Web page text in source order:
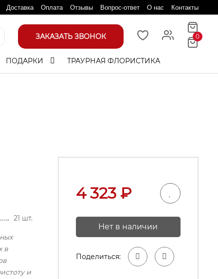
Доставка Оплата Отзывы Вопрос-ответ О нас Контакты
ЗАКАЗАТЬ ЗВОНОК 0
ПОДАРКИ ТРАУРНАЯ ФЛОРИСТИКА
21 шт.
в
и
4 323₽
Нет в наличии
Поделиться: